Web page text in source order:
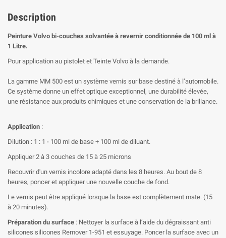
Description
Peinture Volvo bi-couches solvantée à revernir conditionnée de 100 ml à
1 Litre.
Pour application au pistolet et Teinte Volvo à la demande.
La gamme MM 500 est un système vernis sur base destiné à l’automobile.
Ce système donne un effet optique exceptionnel, une durabilité élevée,
une résistance aux produits chimiques et une conservation de la brillance.
Application :
Dilution : 1 : 1 - 100 ml de base + 100 ml de diluant.
Appliquer 2 à 3 couches de 15 à 25 microns
Recouvrir d'un vernis incolore adapté dans les 8 heures. Au bout de 8
heures, poncer et appliquer une nouvelle couche de fond.
Le vernis peut être appliqué lorsque la base est complètement mate. (15
à 20 minutes).
Préparation du surface : Nettoyer la surface à l’aide du dégraissant anti
silicones silicones Remover 1-951 et essuyage. Poncer la surface avec un